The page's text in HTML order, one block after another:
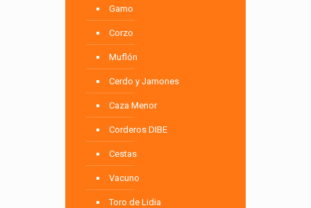
Gamo
Corzo
Muflón
Cerdo y Jamones
Caza Menor
Corderos DIBE
Cestas
Vacuno
Toro de Lidia